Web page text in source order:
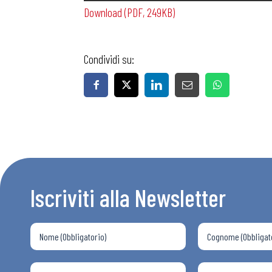
Chi Siamo
Download (PDF, 249KB)
Condividi su:
Iscriviti alla Newsletter